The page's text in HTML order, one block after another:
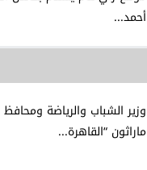
أحمد...
وزير الشباب والرياضة
ماراثون “القاهرة...